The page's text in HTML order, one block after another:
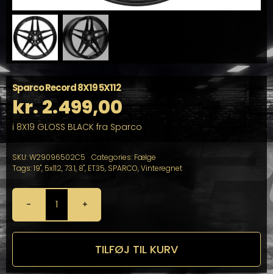
Sparco Record 8X19 5X112
kr.2.499,00
i 8X19 GLOSS BLACK fra Sparco
SKU:W29096502C5 Categories: Fælge
Tags:19", 5x112,73.1, 8", ET35, SPARCO,Vinteregnet
Sparco
Record
8X19
TILFØJ TIL KURV